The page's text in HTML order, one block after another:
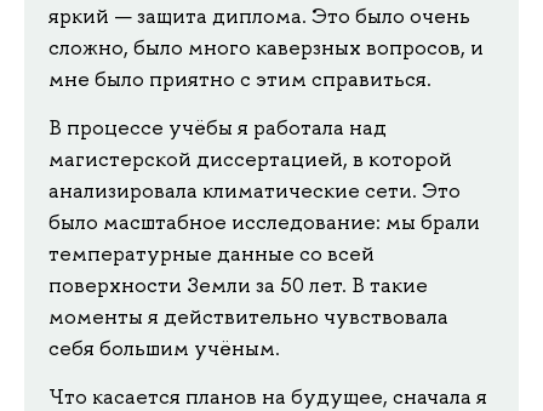
яркий — защита диплома. Это было очень
сложно, было много каверзных вопросов, и
мне было приятно с этим справиться.
В процессе учёбы я работала над
магистерской диссертацией, в которой
анализировала климатические сети. Это
было масштабное исследование: мы брали
температурные данные со всей
поверхности Земли за 50 лет. В такие
моменты я действительно чувствовала
себя большим учёным.
Что касается планов на будущее, сначала я